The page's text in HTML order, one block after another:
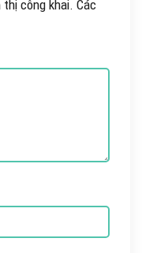
công khai. Các